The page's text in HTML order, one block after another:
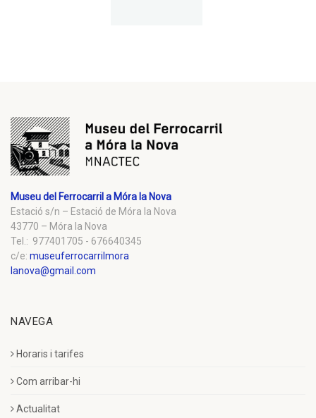
Museu del Ferrocarril a Móra la Nova
Estació s/n – Estació de Móra la Nova
43770 – Móra la Nova
Tel.: 977401705 - 676640345
c/e: museuferrocarrilmora
lanova@gmail.com
NAVEGA
Horaris i tarifes
Com arribar-hi
Actualitat